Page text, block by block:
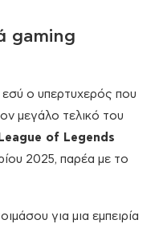
gaming
εσύ ο υπερτυχερός που
μεγάλο τελικό του
of Legends
2025, παρέα με το
για μια εμπειρία